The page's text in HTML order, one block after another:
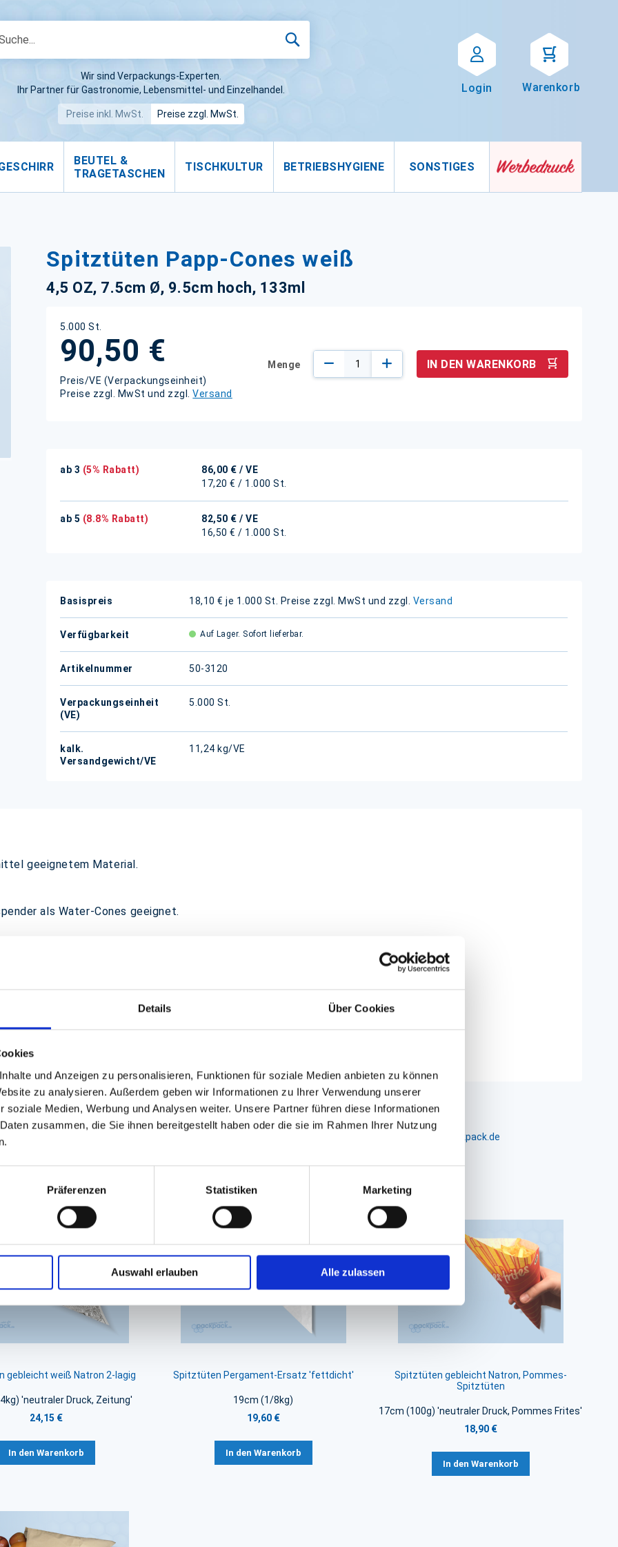
Details Über Cookies
und Anzeigen zu personalisieren, Funktionen für soziale Medien anbieten zu können
zu analysieren. Außerdem geben wir Informationen zu Ihrer Verwendung unserer
soziale Medien, Werbung und Analysen weiter. Unsere Partner führen diese Informationen
zusammen, die Sie ihnen bereitgestellt haben oder die sie im Rahmen Ihrer Nutzung
Präferenzen Statistiken Marketing
Auswahl erlauben Alle zulassen
Wir sind Verpackungs-Experten.
Ihr Partner für Gastronomie, Lebensmittel- und Einzelhandel.
Preise inkl. MwSt. Preise zzgl. MwSt.
Login Warenkorb
BEUTEL &
TRAGETASCHEN
TISCHKULTUR BETRIEBSHYGIENE SONSTIGES
Spitztüten Papp-Cones weiß
4,5 OZ, 7.5cm Ø, 9.5cm hoch, 133ml
5.000 St.
90,50 €
Preis/VE (Verpackungseinheit)
Preise zzgl. MwSt und zzgl.Versand
Menge IN DEN WARENKORB
ab 3 (5% Rabatt) 86,00 € / VE
17,20 € / 1.000 St.
ab 5 (8.8% Rabatt) 82,50 € / VE
16,50 € / 1.000 St.
Weitere
Basispreis 18,10 € je 1.000 St. Preise zzgl. MwSt und zzgl. Versand
Verfügbarkeit Auf Lager. Sofort lieferbar.
Artikelnummer 50-3120
Verpackungseinheit
(VE)
5.000 St.
kalk.
Versandgewicht/VE
11,24 kg/VE
geeignetem Material.
als Water-Cones geeignet.
als Verstärkung der Pommestüten angewendet.
Produktsicherheitsverordnung: packpack.de GmbH, Am Bullhamm 24-26, D-26441 Jever, info@packpack.de
sein
gebleicht weiß Natron 2-lagig
'neutraler Druck, Zeitung'
24,15 €
In den Warenkorb
Spitztüten Pergament-Ersatz 'fettdicht'
19cm (1/8kg)
19,60 €
In den Warenkorb
Spitztüten gebleicht Natron, Pommes-
Spitztüten
17cm (100g) 'neutraler Druck, Pommes Frites'
18,90 €
In den Warenkorb